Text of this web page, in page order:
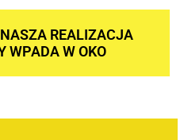
REALIZACJA
WPADA W OKO